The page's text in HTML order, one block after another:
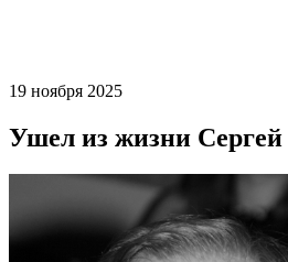
19 ноября 2025
Ушел из жизни